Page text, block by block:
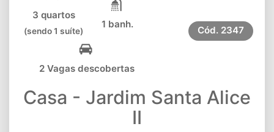
3 quartos
(sendo 1 suíte)
1 banh.
2 Vagas descobertas
Cód. 2347
Casa - Jardim Santa Alice
II